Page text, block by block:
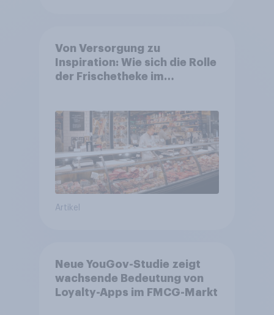
Von Versorgung zu
Inspiration: Wie sich die Rolle
der Frischetheke im
Artikel
Neue YouGov-Studie zeigt
wachsende Bedeutung von
Loyalty-Apps im FMCG-Markt